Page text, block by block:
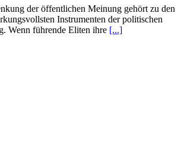
der öffentlichen Meinung gehört zu den
Instrumenten der politischen
Wenn führende Eliten ihre [...]